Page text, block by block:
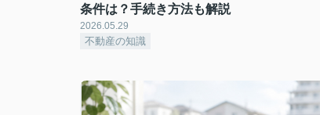
条件は？手続き方法も解説
2026.05.29
不動産の知識